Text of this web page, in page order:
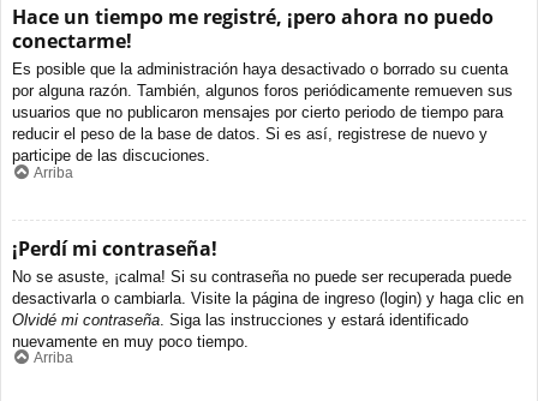
Hace un tiempo me registré, ¡pero ahora no puedo
conectarme!
Es posible que la administración haya desactivado o borrado su cuenta
por alguna razón. También, algunos foros periódicamente remueven sus
usuarios que no publicaron mensajes por cierto periodo de tiempo para
reducir el peso de la base de datos. Si es así, registrese de nuevo y
participe de las discuciones.
Arriba
¡Perdí mi contraseña!
No se asuste, ¡calma! Si su contraseña no puede ser recuperada puede
desactivarla o cambiarla. Visite la página de ingreso (login) y haga clic en
Olvidé mi contraseña . Siga las instrucciones y estará identificado
nuevamente en muy poco tiempo.
Arriba